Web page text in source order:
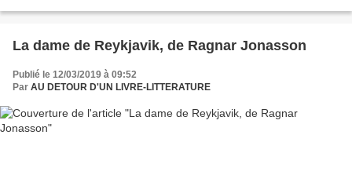
La dame de Reykjavik, de Ragnar Jonasson
Publié le 12/03/2019 à 09:52
Par AU DETOUR D'UN LIVRE-LITTERATURE